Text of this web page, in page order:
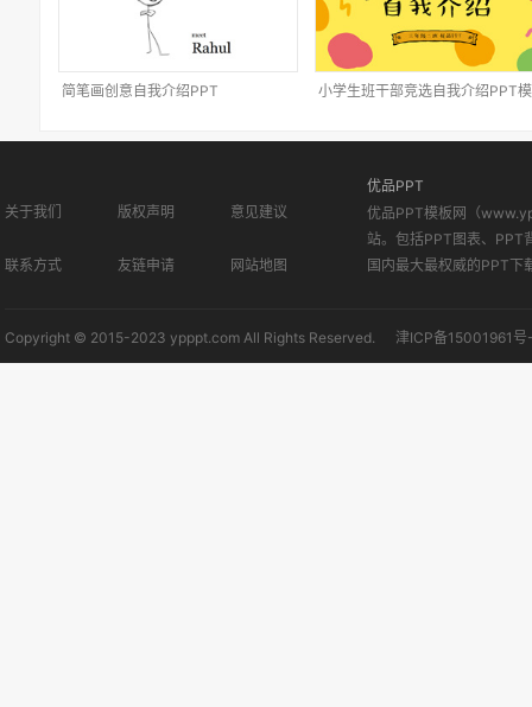
简笔画创意自我介绍PPT 小学生班干部竞选自我介绍PPT
关于我们 版权声明 意见建议
联系方式 友链申请 网站地图
优品PPT
优品PPT模板网（
站。包括PPT图表、PPT
国内最大最权威的PPT下
Copyright © 2015-2023 ypppt.com All Rights Reserved. 津ICP备15001961号